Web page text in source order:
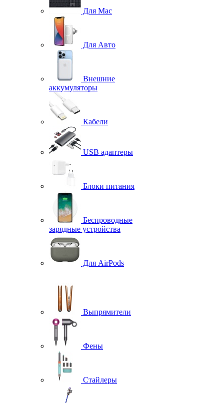
Для Mac
Для Авто
Внешние
аккумуляторы
Кабели
USB адаптеры
Блоки питания
Беспроводные
зарядные устройства
Для AirPods
Выпрямители
Фены
Стайлеры